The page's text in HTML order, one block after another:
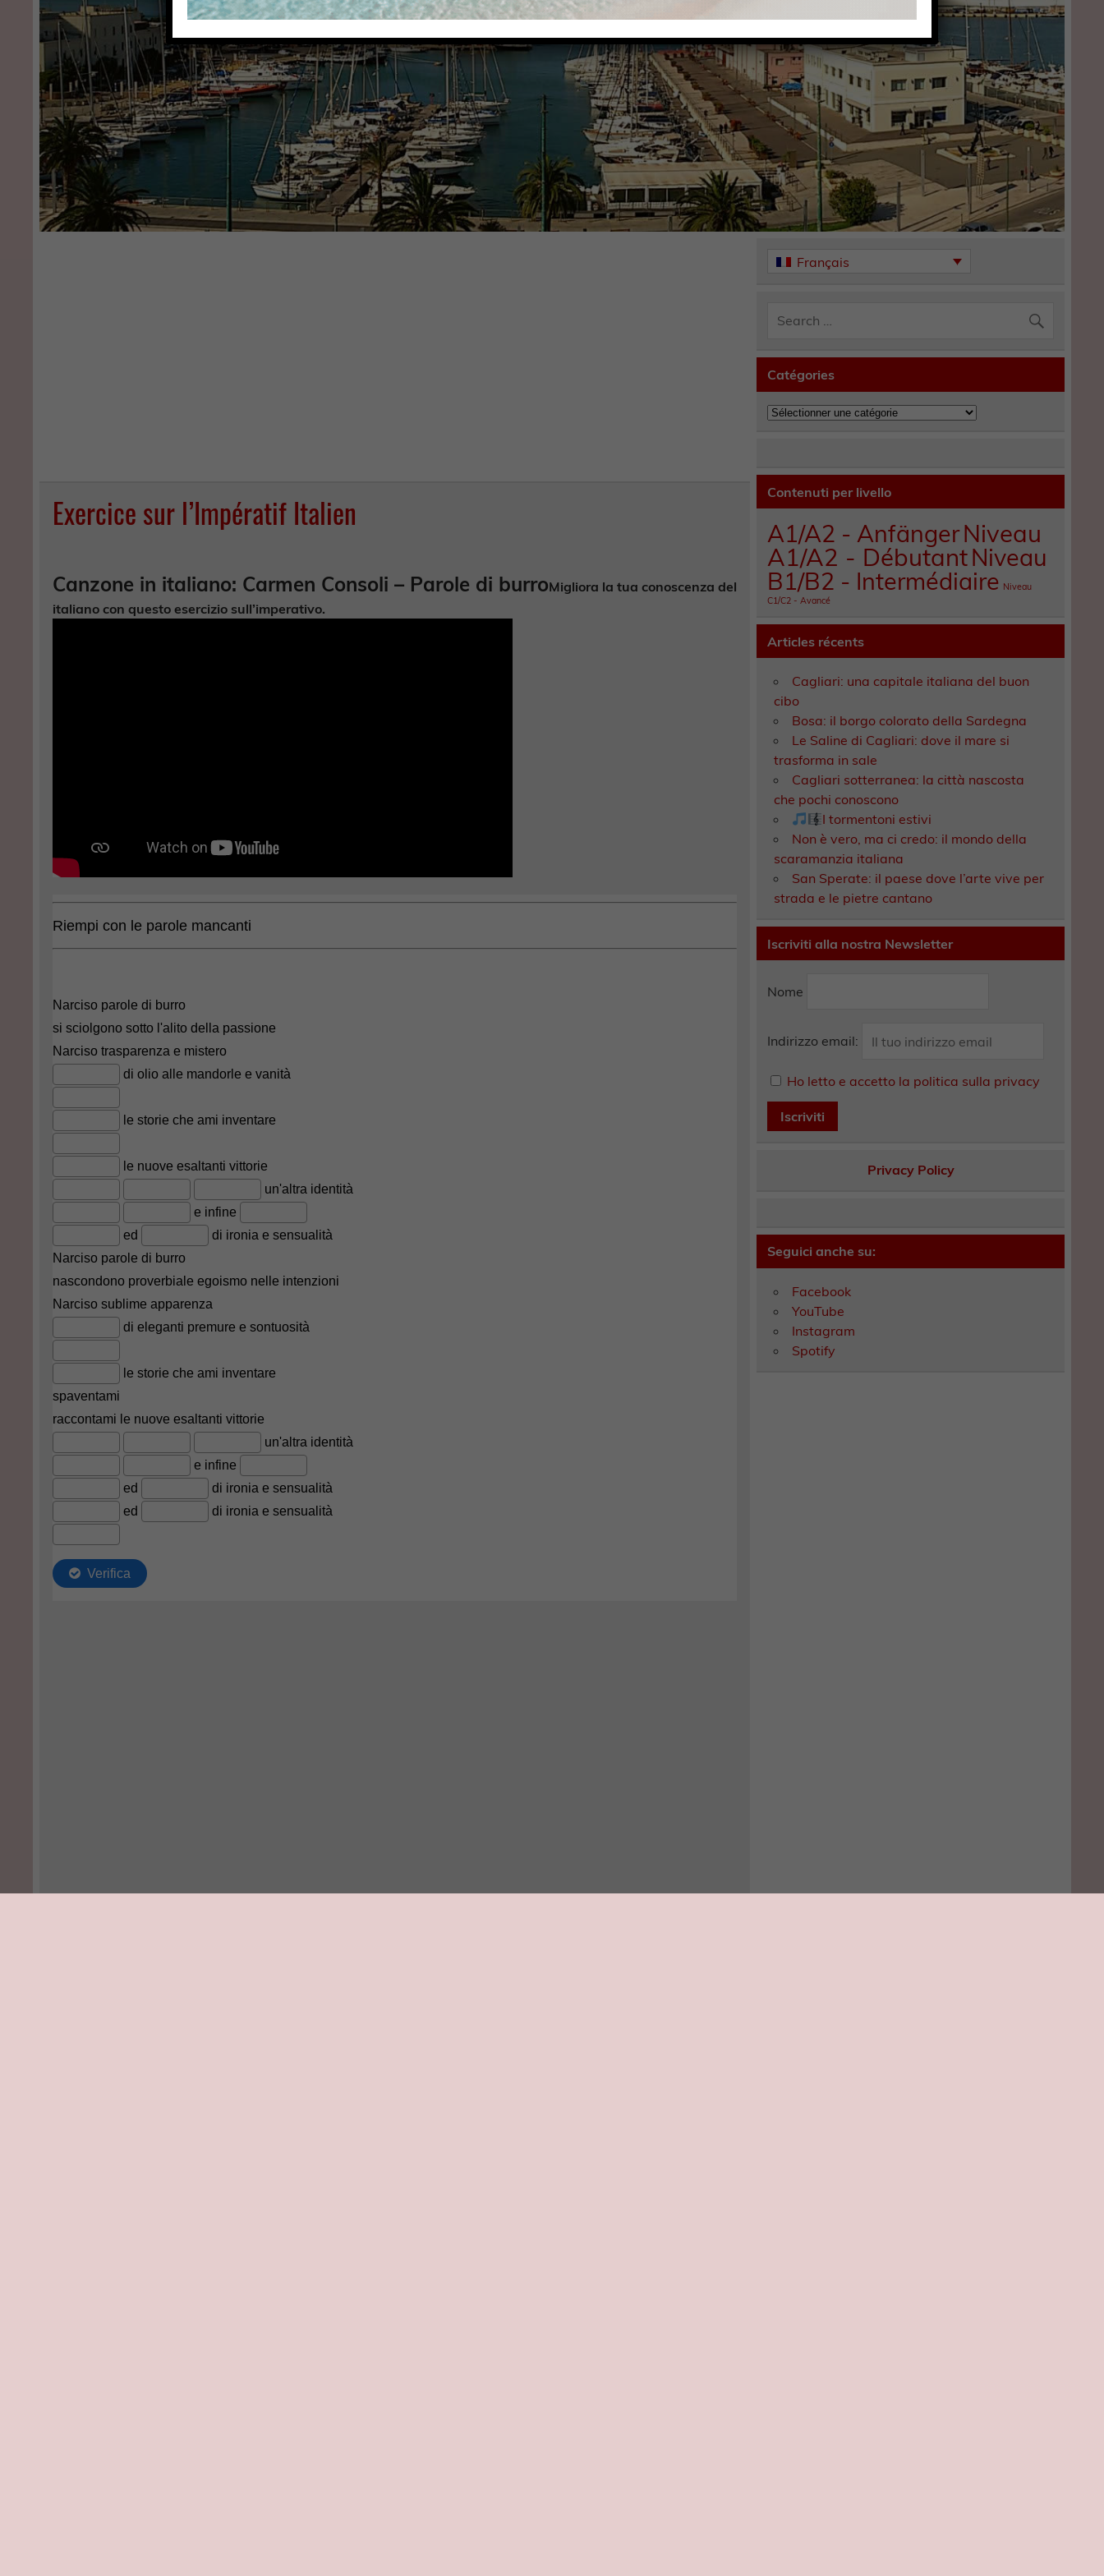
Exercice sur l’Impératif Italien
Canzone in italiano: Carmen Consoli – Parole di burroMigliora la tua conoscenza del
italiano con questo esercizio sull’imperativo.
Français
Catégories
Catégories
Contenuti per livello
A1/A2 - AnfängerNiveau
A1/A2 - DébutantNiveau
B1/B2 - Intermédiaire Niveau
C1/C2 - Avancé
Articles récents
Cagliari: una capitale italiana del buon
cibo
Bosa: il borgo colorato della Sardegna
Le Saline di Cagliari: dove il mare si
trasforma in sale
Cagliari sotterranea: la città nascosta
che pochi conoscono
I tormentoni estivi
Non è vero, ma ci credo: il mondo della
scaramanzia italiana
San Sperate: il paese dove l’arte vive per
strada e le pietre cantano
Iscriviti alla nostra Newsletter
Nome
Indirizzo email:
Ho letto e accetto la politica sulla privacy
Privacy Policy
Seguici anche su:
Facebook
YouTube
Instagram
Spotify